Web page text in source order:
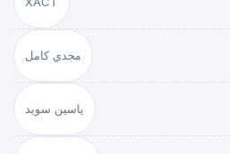
مجدي كامل
ياسين سويد